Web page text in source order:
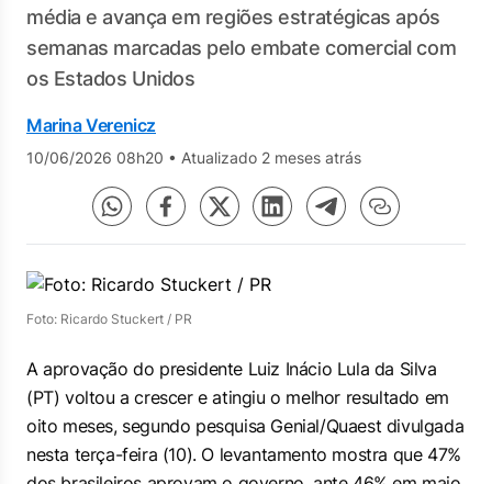
média e avança em regiões estratégicas após
semanas marcadas pelo embate comercial com
os Estados Unidos
Marina Verenicz
10/06/2026 08h20 • Atualizado 2 meses atrás
Foto: Ricardo Stuckert / PR
A aprovação do presidente Luiz Inácio Lula da Silva
(PT) voltou a crescer e atingiu o melhor resultado em
oito meses, segundo pesquisa Genial/Quaest divulgada
nesta terça-feira (10). O levantamento mostra que 47%